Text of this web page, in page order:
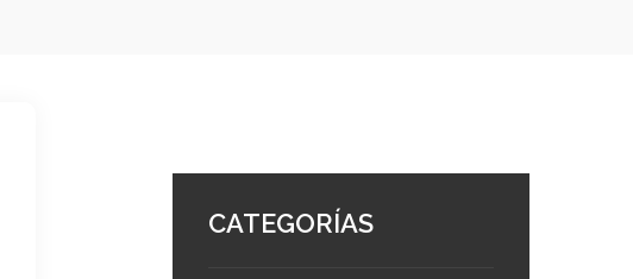
CATEGORÍAS